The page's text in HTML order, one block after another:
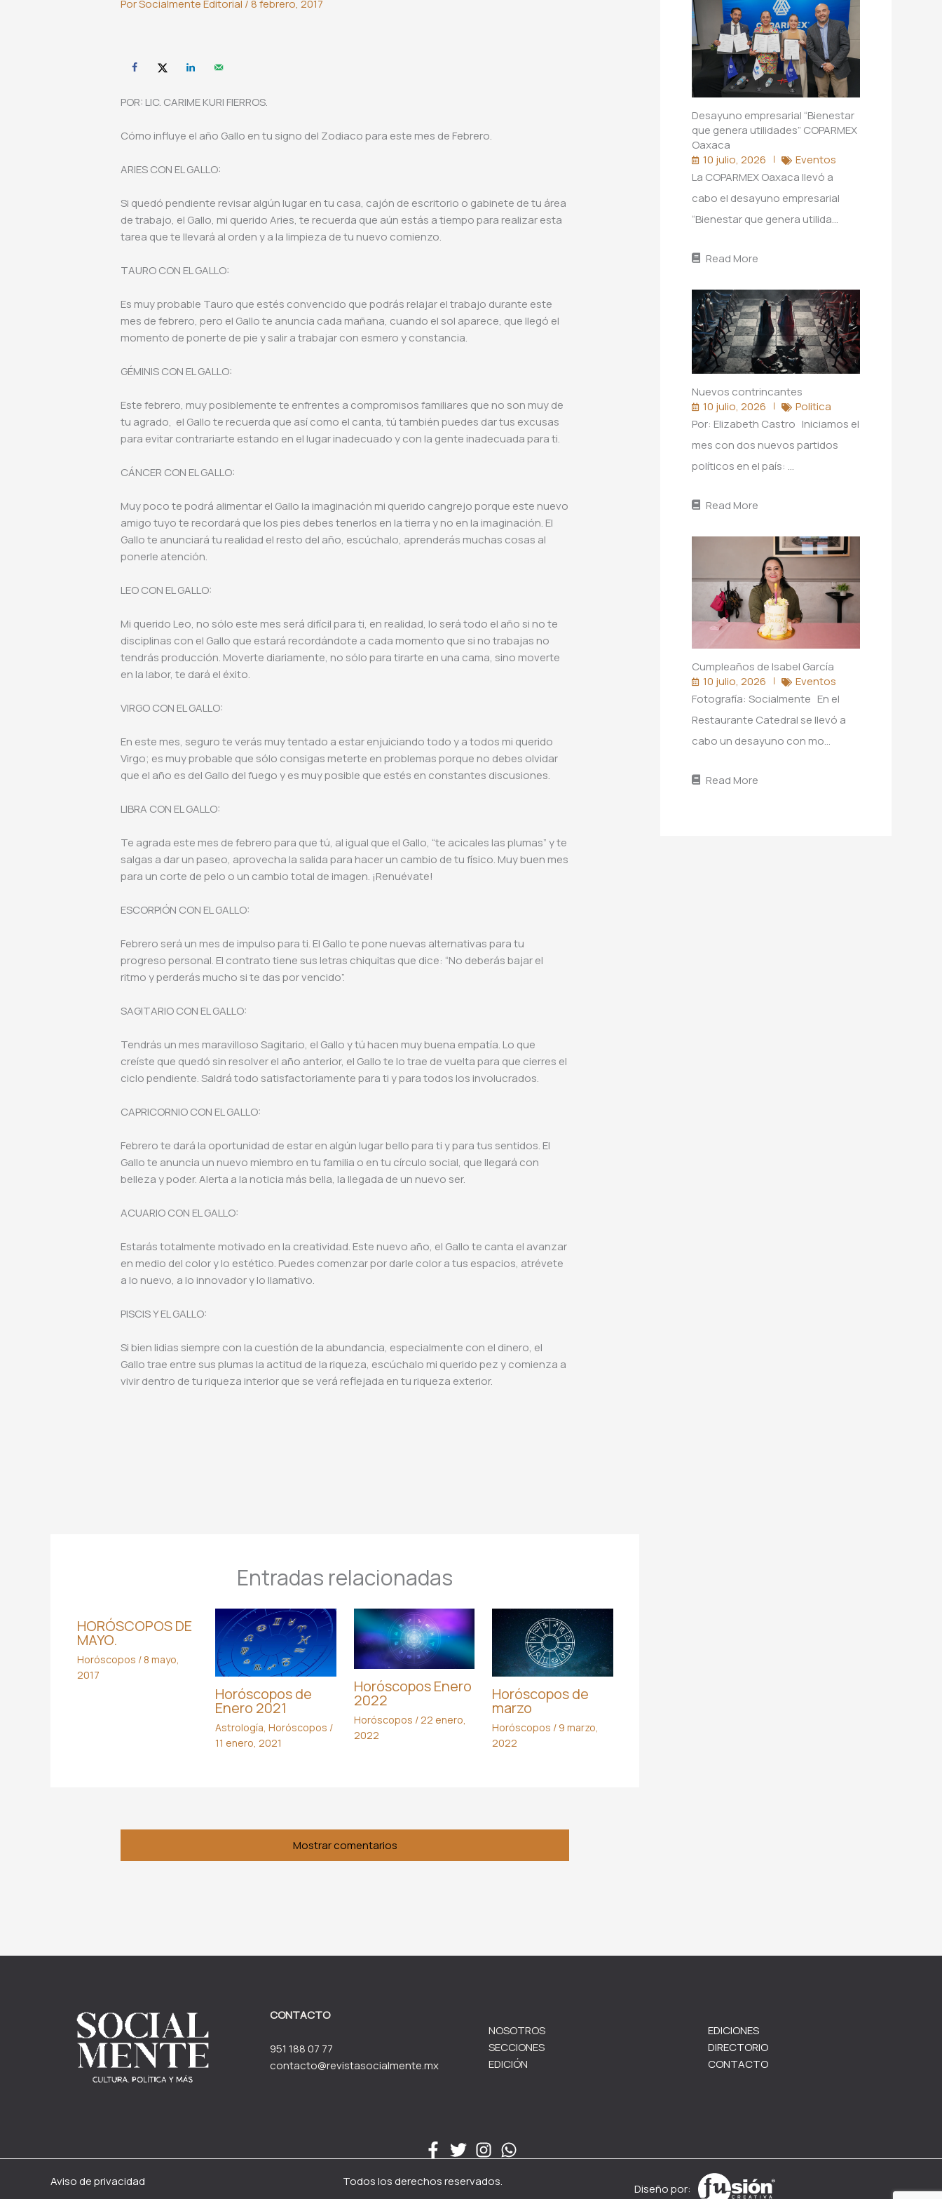
PorSocialmente Editorial /8 febrero, 2017
POR: LIC. CARIME KURI FIERROS.
Cómo influye el año Gallo en tu signo del Zodiaco para este mes de Febrero.
ARIES CON EL GALLO:
Si quedó pendiente revisar algún lugar en tu casa, cajón de escritorio o gabinete de tu área
de trabajo, el Gallo, mi querido Aries, te recuerda que aún estás a tiempo para realizar esta
tarea que te llevará al orden y a la limpieza de tu nuevo comienzo.
TAURO CON EL GALLO:
Es muy probable Tauro que estés convencido que podrás relajar el trabajo durante este
mes de febrero, pero el Gallo te anuncia cada mañana, cuando el sol aparece, que llegó el
momento de ponerte de pie y salir a trabajar con esmero y constancia.
GÉMINIS CON EL GALLO:
Este febrero, muy posiblemente te enfrentes a compromisos familiares que no son muy de
tu agrado, el Gallo te recuerda que así como el canta, tú también puedes dar tus excusas
para evitar contrariarte estando en el lugar inadecuado y con la gente inadecuada para ti.
CÁNCER CON EL GALLO:
Muy poco te podrá alimentar el Gallo la imaginación mi querido cangrejo porque este nuevo
amigo tuyo te recordará que los pies debes tenerlos en la tierra y no en la imaginación. El
Gallo te anunciará tu realidad el resto del año, escúchalo, aprenderás muchas cosas al
ponerle atención.
LEO CON EL GALLO:
Mi querido Leo, no sólo este mes será difícil para ti, en realidad, lo será todo el año si no te
disciplinas con el Gallo que estará recordándote a cada momento que si no trabajas no
tendrás producción. Moverte diariamente, no sólo para tirarte en una cama, sino moverte
en la labor, te dará el éxito.
VIRGO CON EL GALLO:
En este mes, seguro te verás muy tentado a estar enjuiciando todo y a todos mi querido
Virgo; es muy probable que sólo consigas meterte en problemas porque no debes olvidar
que el año es del Gallo del fuego y es muy posible que estés en constantes discusiones.
LIBRA CON EL GALLO:
Te agrada este mes de febrero para que tú, al igual que el Gallo, “te acicales las plumas” y te
salgas a dar un paseo, aprovecha la salida para hacer un cambio de tu físico. Muy buen mes
para un corte de pelo o un cambio total de imagen. ¡Renuévate!
ESCORPIÓN CON EL GALLO:
Febrero será un mes de impulso para ti. El Gallo te pone nuevas alternativas para tu
progreso personal. El contrato tiene sus letras chiquitas que dice: “No deberás bajar el
ritmo y perderás mucho si te das por vencido”.
SAGITARIO CON EL GALLO:
Tendrás un mes maravilloso Sagitario, el Gallo y tú hacen muy buena empatía. Lo que
creíste que quedó sin resolver el año anterior, el Gallo te lo trae de vuelta para que cierres el
ciclo pendiente. Saldrá todo satisfactoriamente para ti y para todos los involucrados.
CAPRICORNIO CON EL GALLO:
Febrero te dará la oportunidad de estar en algún lugar bello para ti y para tus sentidos. El
Gallo te anuncia un nuevo miembro en tu familia o en tu círculo social, que llegará con
belleza y poder. Alerta a la noticia más bella, la llegada de un nuevo ser.
ACUARIO CON EL GALLO:
Estarás totalmente motivado en la creatividad. Este nuevo año, el Gallo te canta el avanzar
en medio del color y lo estético. Puedes comenzar por darle color a tus espacios, atrévete
a lo nuevo, a lo innovador y lo llamativo.
PISCIS Y EL GALLO:
Si bien lidias siempre con la cuestión de la abundancia, especialmente con el dinero, el
Gallo trae entre sus plumas la actitud de la riqueza, escúchalo mi querido pez y comienza a
vivir dentro de tu riqueza interior que se verá reflejada en tu riqueza exterior.
Entradas relacionadas
HORÓSCOPOS DE
MAYO.
Horóscopos / 8 mayo,
2017
Horóscopos de
Enero 2021
Astrología Horóscopos /
11 enero, 2021
Horóscopos Enero
2022
Horóscopos /22 enero,
2022
Horóscopos de
marzo
Horóscopos / 9 marzo,
2022
Mostrar comentarios
Desayuno empresarial “Bienestar
que genera utilidades” COPARMEX
Oaxaca
10 julio, 2026
Eventos
La COPARMEX Oaxaca llevó a
cabo el desayuno empresarial
“Bienestar que genera utilida…
Read More
Nuevos contrincantes
10 julio, 2026
Politica
Por: Elizabeth Castro Iniciamos el
mes con dos nuevos partidos
políticos en el país: …
Read More
Cumpleaños de Isabel García
10 julio, 2026
Eventos
Fotografía: Socialmente En el
Restaurante Catedral se llevó a
cabo un desayuno con mo…
Read More
CONTACTO
951 188 07 77
contacto@revistasocialmente.mx
NOSOTROS
SECCIONES
EDICIÓN
EDICIONES
DIRECTORIO
CONTACTO
Aviso de privacidad Todos los derechos reservados.
Diseño por: